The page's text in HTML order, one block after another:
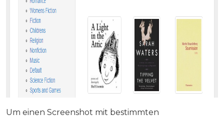
Um einen Screenshot mit bestimmten